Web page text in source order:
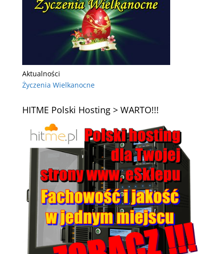
Aktualności
Życzenia Wielkanocne
HITME Polski Hosting > WARTO!!!